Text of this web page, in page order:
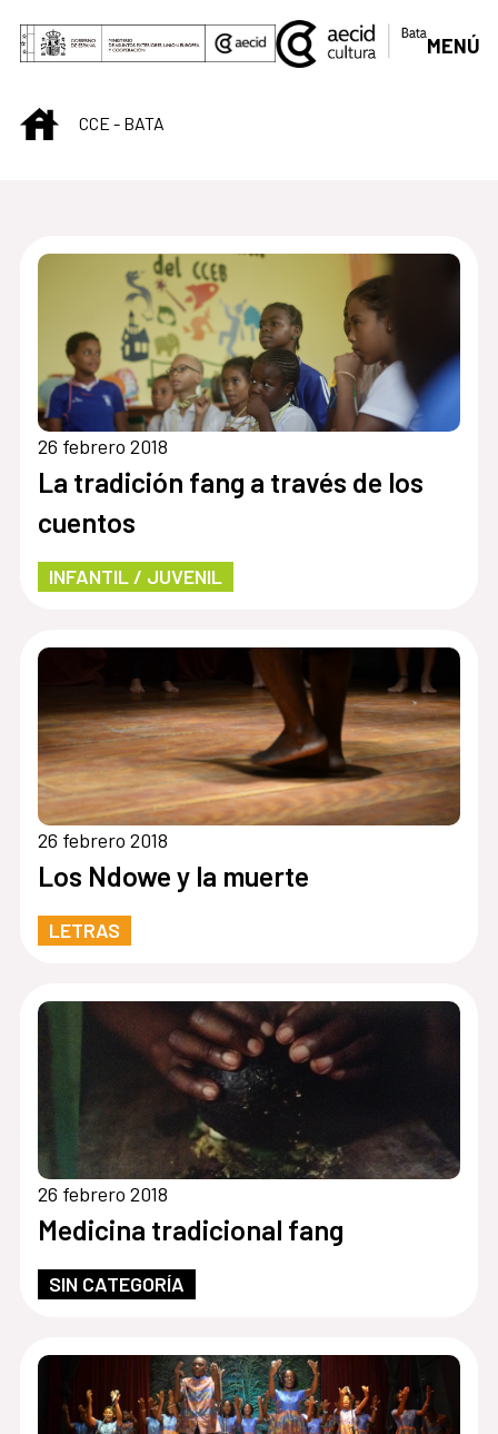
Saltar al contenido principal
MENÚ
INICIOCCE - BATA
26 febrero 2018
La tradición fang a través de los
cuentos
INFANTIL / JUVENIL
26 febrero 2018
Los Ndowe y la muerte
LETRAS
26 febrero 2018
Medicina tradicional fang
SIN CATEGORÍA